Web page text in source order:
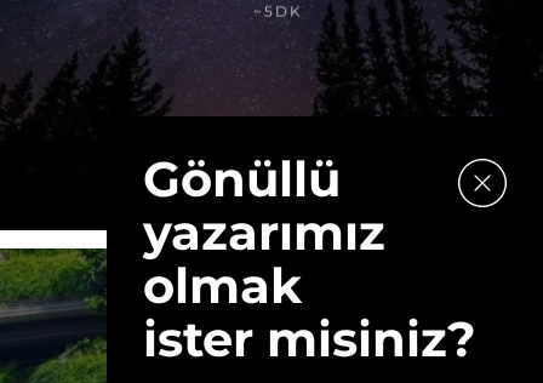
~5DK
Gönüllü
yazarımız
olmak
ister misiniz?